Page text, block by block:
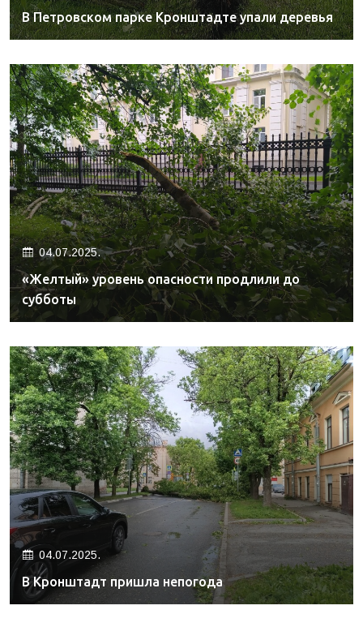
В Петровском парке Кронштадте упали деревья
04.07.2025.
«Желтый» уровень опасности продлили до
субботы
04.07.2025.
В Кронштадт пришла непогода